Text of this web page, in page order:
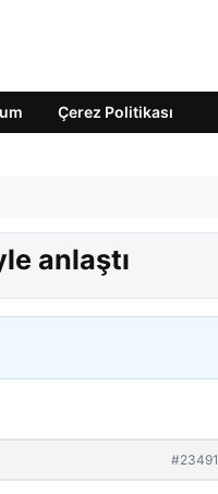
Çerez Politikası
anlaştı
#23491